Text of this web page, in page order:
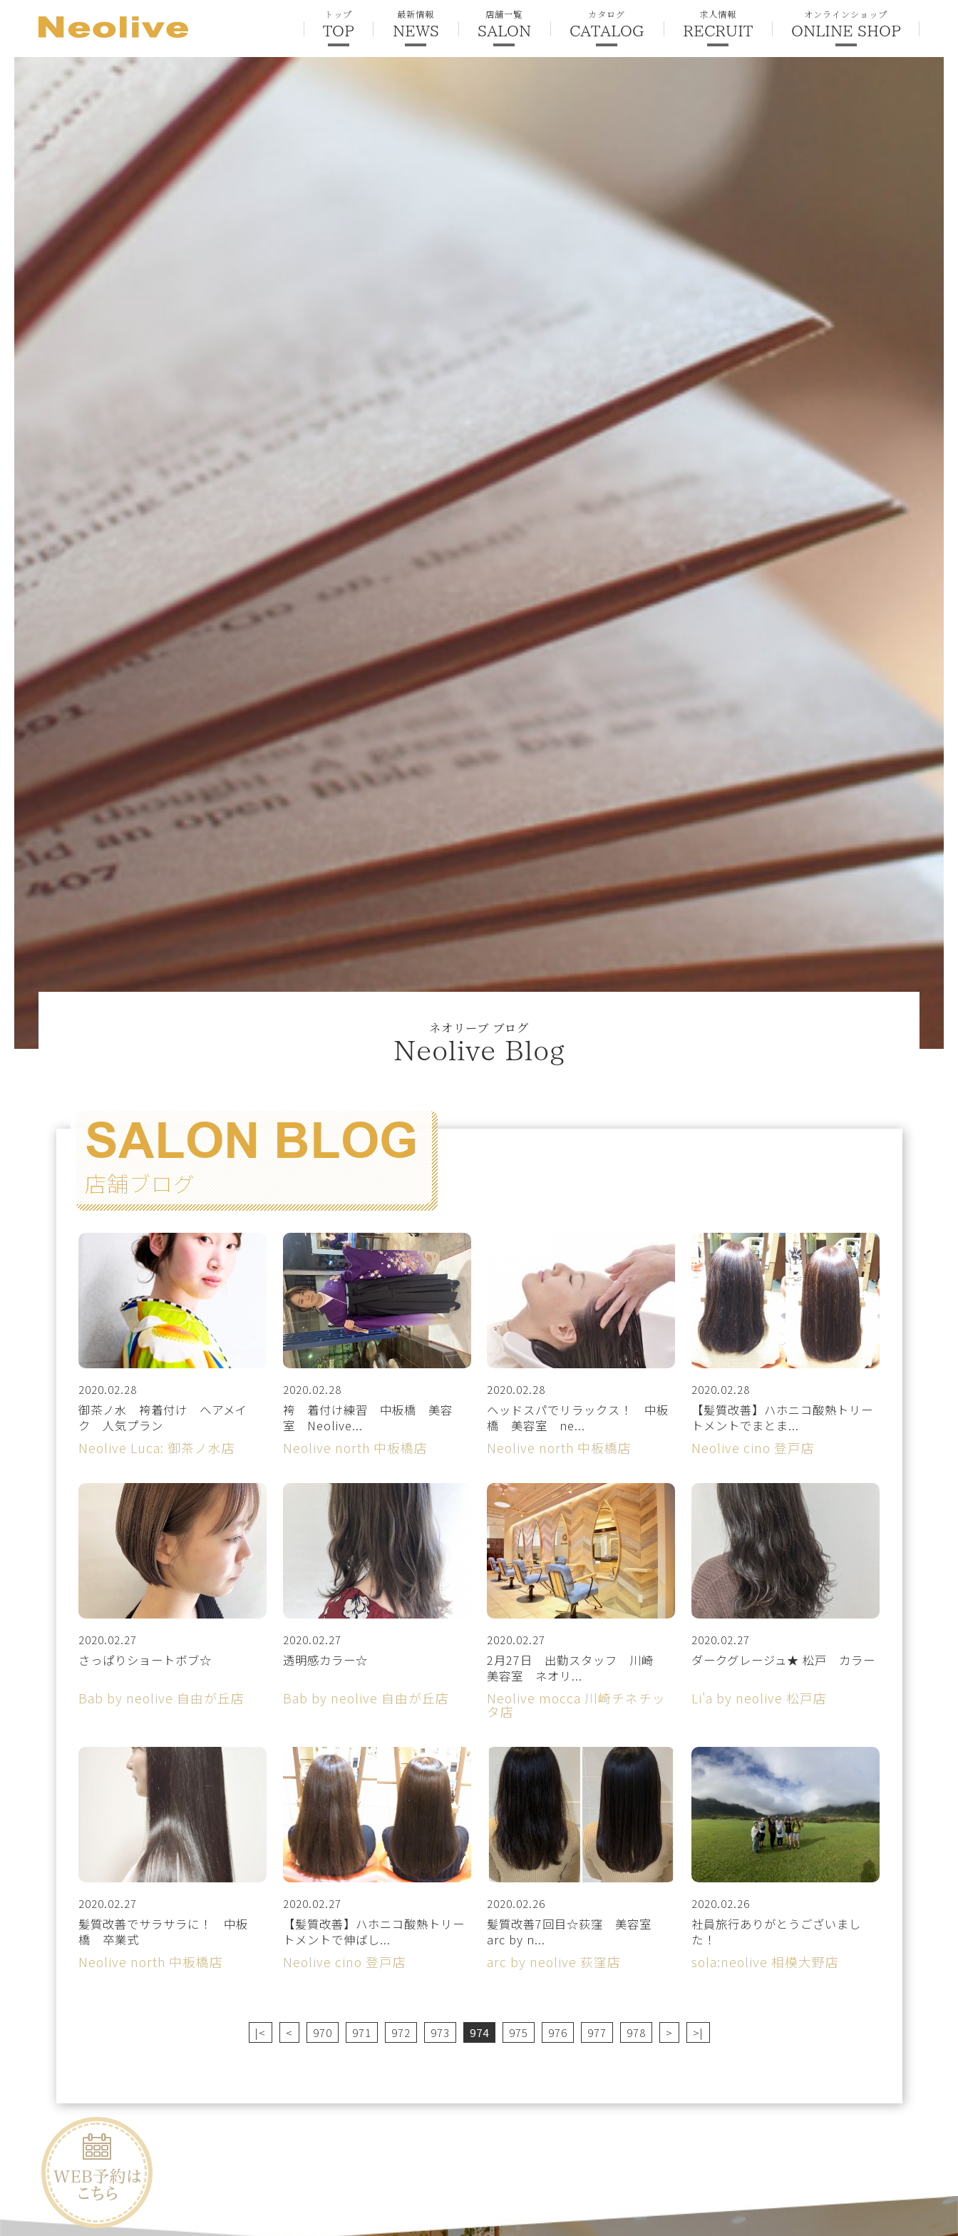
トップ
TOP
最新情報
NEWS
店舗一覧
SALON
カタログ
CATALOG
求人情報
RECRUIT
オンラインショップ
ONLINE SHOP
ネオリーブ ブログ
Neolive Blog
SALON BLOG
店舗ブログ
2020.02.28
御茶ノ水 袴着付け ヘアメイ
ク 人気プラン
Neolive Luca: 御茶ノ水店
2020.02.28
袴 着付け練習 中板橋 美容
室 Neolive...
Neolive north 中板橋店
2020.02.28
ヘッドスパでリラックス！ 中板
橋 美容室 ne...
Neolive north 中板橋店
2020.02.28
【髪質改善】ハホニコ酸熱トリー
トメントでまとま...
Neolive cino 登戸店
2020.02.27
さっぱりショートボブ☆
Bab by neolive 自由が丘店
2020.02.27
透明感カラー☆
Bab by neolive 自由が丘店
2020.02.27
2月27日 出勤スタッフ 川崎
美容室 ネオリ...
Neolive mocca 川崎チネチッ
タ店
2020.02.27
ダークグレージュ★ 松戸 カラー
Li'a by neolive 松戸店
2020.02.27
髪質改善でサラサラに！ 中板
橋 卒業式
Neolive north 中板橋店
2020.02.27
【髪質改善】ハホニコ酸熱トリー
トメントで伸ばし...
Neolive cino 登戸店
2020.02.26
髪質改善7回目☆荻窪 美容室
arc by n...
arc by neolive 荻窪店
2020.02.26
社員旅行ありがとうございまし
た！
sola:neolive 相模大野店
|< < 970 971 972 973 974 975 976 977 978 > >|